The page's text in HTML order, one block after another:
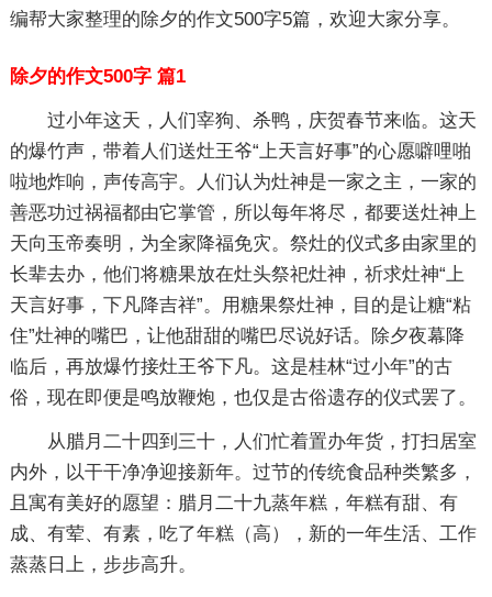
编帮大家整理的除夕的作文500字5篇，欢迎大家分享。
除夕的作文500字 篇1
过小年这天，人们宰狗、杀鸭，庆贺春节来临。这天
的爆竹声，带着人们送灶王爷“上天言好事”的心愿噼哩啪
啦地炸响，声传高宇。人们认为灶神是一家之主，一家的
善恶功过祸福都由它掌管，所以每年将尽，都要送灶神上
天向玉帝奏明，为全家降福免灾。祭灶的仪式多由家里的
长辈去办，他们将糖果放在灶头祭祀灶神，祈求灶神“上
天言好事，下凡降吉祥”。用糖果祭灶神，目的是让糖“粘
住”灶神的嘴巴，让他甜甜的嘴巴尽说好话。除夕夜幕降
临后，再放爆竹接灶王爷下凡。这是桂林“过小年”的古
俗，现在即便是鸣放鞭炮，也仅是古俗遗存的仪式罢了。
从腊月二十四到三十，人们忙着置办年货，打扫居室
内外，以干干净净迎接新年。过节的传统食品种类繁多，
且寓有美好的愿望：腊月二十九蒸年糕，年糕有甜、有
成、有荤、有素，吃了年糕（高），新的一年生活、工作
蒸蒸日上，步步高升。